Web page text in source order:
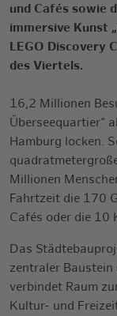
und Cafés sowie
immersive Kunst
LEGO Discovery
des Viertels.
16,2 Millionen
Überseequartier“
Hamburg locken.
Millionen
Fahrtzeit die 170
Cafés oder die 10
Das
zentraler Baustein
verbindet Raum
Kultur- und